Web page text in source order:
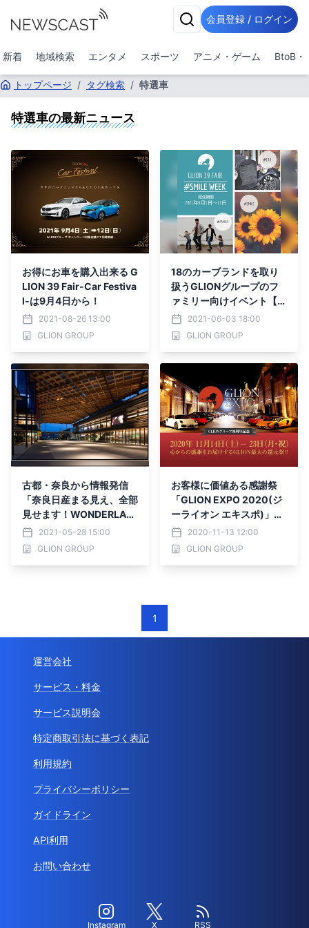
会員登録 / ログイン
新着 地域検索 エンタメ スポーツ アニメ・ゲーム BtoB・
トップページ / タグ検索 / 特選車
特選車の最新ニュース
お得にお車を購入出来る G
LION 39 Fair-Car Festiva
l-は9月4日から！
2021-08-26 13:00
GLION GROUP
18のカーブランドを取り
扱うGLIONグループのフ
ァミリー向けイベント【G
LION 39 Fair -SMILE WE
EK-】開催！
2021-06-03 18:00
GLION GROUP
古都・奈良から情報発信
「奈良日産まる見え、全部
見せます！WONDERLAN
D」6月12日、13日に奈良
県コンベンションセンター
にて開催
2021-05-28 15:00
GLION GROUP
お客様に価値ある感謝祭
「GLION EXPO 2020(ジ
ーライオン エキスポ)」が
明日から10日間、100を
超える各ディーラー/グル
ープ店舗にて開催！
2020-11-13 12:00
GLION GROUP
1
運営会社
サービス・料金
サービス説明会
特定商取引法に基づく表記
利用規約
プライバシーポリシー
ガイドライン
API利用
お問い合わせ
Instagram X RSS